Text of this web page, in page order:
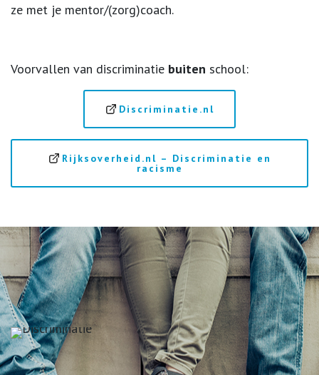
ze met je mentor/(zorg)coach.
Voorvallen van discriminatie buiten school:
Discriminatie.nl
Rijksoverheid.nl – Discriminatie en
racisme